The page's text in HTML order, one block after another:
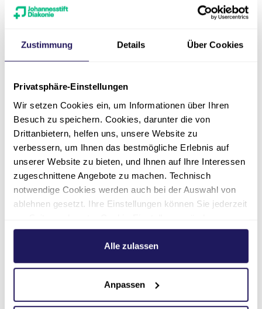
Zustimmung Details Über Cookies
Privatsphäre-Einstellungen
Wir setzen Cookies ein, um Informationen über Ihren
Besuch zu speichern. Cookies, darunter die von
Drittanbietern, helfen uns, unsere Website zu
verbessern, um Ihnen das bestmögliche Erlebnis auf
unserer Website zu bieten, und Ihnen auf Ihre Interessen
zugeschnittene Angebote zu machen. Technisch
notwendige Cookies werden auch bei der Auswahl von
ablehnen gesetzt. Ihre Einstellungen können Sie jederzeit
Weitere Informationen hierzu finden Sie in unserer
.
Alle zulassen
Anpassen
Pflege
Pflegefachkraft stationäre
Pflege
Eintrittsdatum
nächstmöglich
Vollzeit oder Teilzeit
Arbeitsort
Rodewald
Einrichtung
Pflege & Wohnen Rodewald